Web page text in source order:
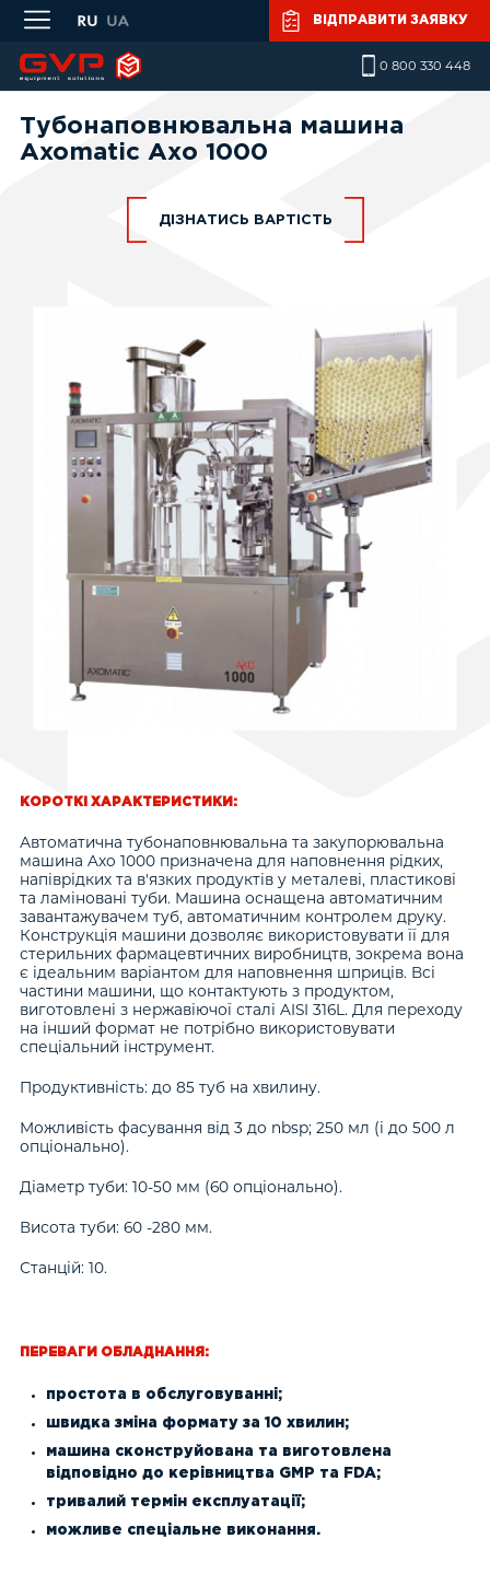
Skip to main content
ВІДПРАВИТИ ЗАЯВКУ
0 800 330 448
Тубонаповнювальна машина
Axomatic Ахо 1000
ДІЗНАТИСЬ ВАРТІСТЬ
Повідомлення
Математичне питання (капча)*
Розв'яжіть цю просту задачку і введіть відповідь.
Наприклад, для 1+3 введіть 4.
КОРОТКІ ХАРАКТЕРИСТИКИ:
Автоматична тубонаповнювальна та закупорювальна
машина Axo 1000 призначена для наповнення рідких,
напіврідких та в'язких продуктів у металеві, пластикові
та ламіновані туби. Машина оснащена автоматичним
завантажувачем туб, автоматичним контролем друку.
Конструкція машини дозволяє використовувати її для
стерильних фармацевтичних виробництв, зокрема вона
є ідеальним варіантом для наповнення шприців. Всі
частини машини, що контактують з продуктом,
виготовлені з нержавіючої сталі AISI 316L. Для переходу
на інший формат не потрібно використовувати
спеціальний інструмент.
Продуктивність: до 85 туб на хвилину.
Можливість фасування від 3 до nbsp; 250 мл (і до 500 л
опціонально).
Діаметр туби: 10-50 мм (60 опціонально).
Висота туби: 60 -280 мм.
Станцій: 10.
ПЕРЕВАГИ ОБЛАДНАННЯ:
простота в обслуговуванні;
швидка зміна формату за 10 хвилин;
машина сконструйована та виготовлена
відповідно до керівництва GMP та FDA;
тривалий термін експлуатації;
можливе спеціальне виконання.